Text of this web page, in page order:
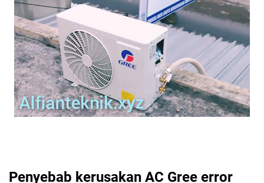
Penyebab kerusakan AC Gree error